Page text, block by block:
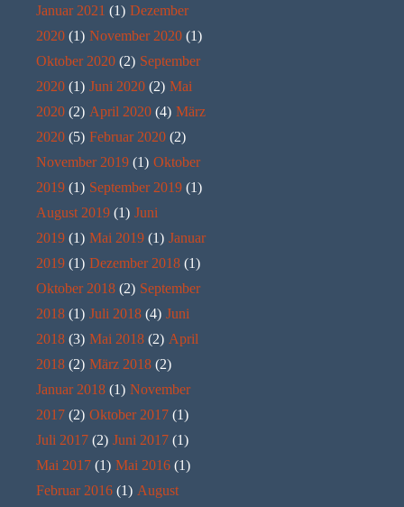
Januar 2021 (1) Dezember
2020 (1) November 2020 (1)
Oktober 2020 (2) September
2020 (1) Juni 2020 (2) Mai
2020 (2) April 2020 (4) März
2020 (5) Februar 2020 (2)
November 2019 (1) Oktober
2019 (1) September 2019 (1)
August 2019 (1) Juni
2019 (1) Mai 2019 (1) Januar
2019 (1) Dezember 2018 (1)
Oktober 2018 (2) September
2018 (1) Juli 2018 (4) Juni
2018 (3) Mai 2018 (2) April
2018 (2) März 2018 (2)
Januar 2018 (1) November
2017 (2) Oktober 2017 (1)
Juli 2017 (2) Juni 2017 (1)
Mai 2017 (1) Mai 2016 (1)
Februar 2016 (1) August